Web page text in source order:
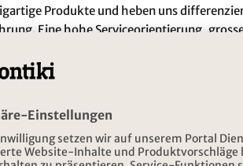
Produkte und heben uns
Eine hohe Serviceorientierung,
Know How auf höchstem Stand.
und Eigeninitiative. Jeder